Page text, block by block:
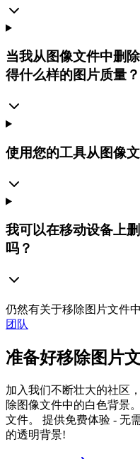
当我从图像文件中删
得什么样的图片质量？
使用您的工具从图像
我可以在移动设备上
吗？
仍然有关于移除图片文件
团队
准备好移除图片
加入我们不断壮大的社区
除图像文件中的白色背景
文件。 提供免费体验 - 无
的透明背景!